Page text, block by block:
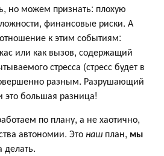
но можем признать: плохую
финансовые риски. А
к этим событиям:
или как вызов, содержащий
стресса (стресс будет в
разным. Разрушающий
большая разница!
по плану, а не хаотично,
автономии. Это наш план, мы
делать.